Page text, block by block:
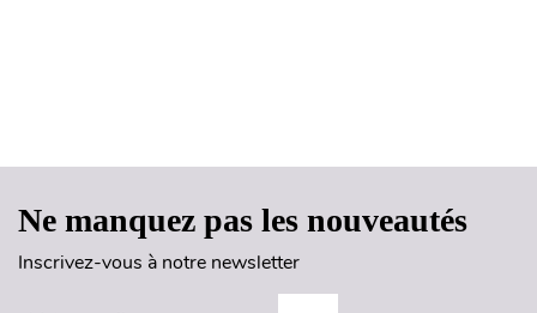
Ne manquez pas les nouveautés
Inscrivez-vous à notre newsletter